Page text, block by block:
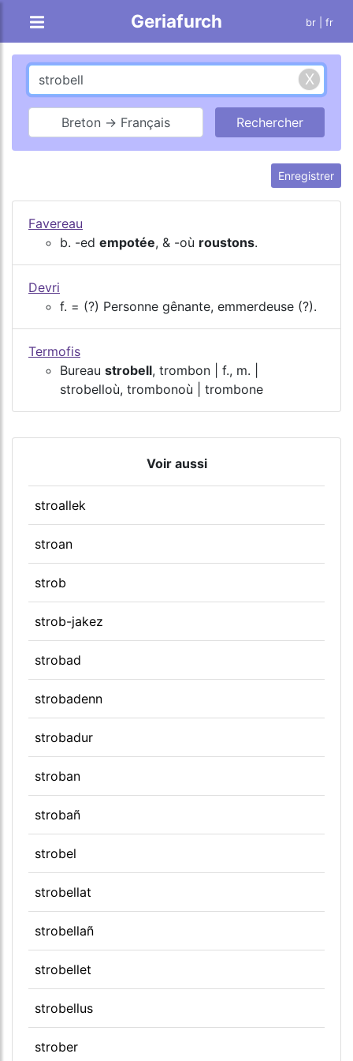
Geriafurch br | fr
Breton → Français
Enregistrer
Favereau
b. -ed empotée, & -où roustons.
Devri
f. = (?) Personne gênante, emmerdeuse (?).
Termofis
Bureau strobell, trombon | f., m. |
strobelloù, trombonoù | trombone
Voir aussi
stroallek
stroan
strob
strob-jakez
strobad
strobadenn
strobadur
stroban
strobañ
strobel
strobellat
strobellañ
strobellet
strobellus
strober